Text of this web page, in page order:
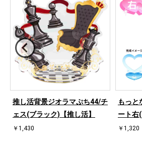
推し活背景ジオラマぷち44/チ
ェス(ブラック)【推し活】
￥1,430
もっと
ート右
￥1,320